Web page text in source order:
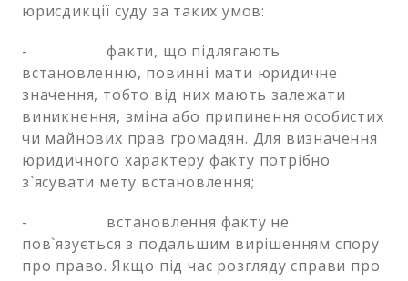
юрисдикції суду за таких умов:
- факти, що підлягають
встановленню, повинні мати юридичне
значення, тобто від них мають залежати
виникнення, зміна або припинення особистих
чи майнових прав громадян. Для визначення
юридичного характеру факту потрібно
з`ясувати мету встановлення;
- встановлення факту не
пов`язується з подальшим вирішенням спору
про право. Якщо під час розгляду справи про